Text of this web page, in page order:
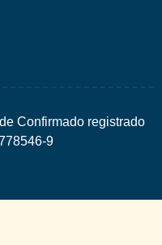
Confirmado registrado
9